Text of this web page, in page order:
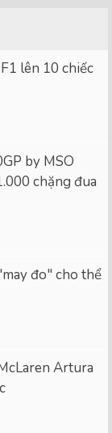
lên 10 chiếc
by MSO
chặng đua
đo" cho thể
Artura